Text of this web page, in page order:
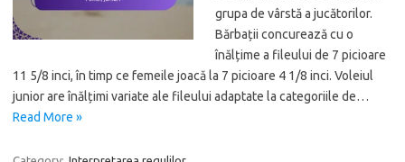
grupa de vârstă a jucătorilor.
Bărbații concurează cu o
înălțime a fileului de 7 picioare
11 5/8 inci, în timp ce femeile joacă la 7 picioare 4 1/8 inci. Voleiul
junior are înălțimi variate ale fileului adaptate la categoriile de…
Read More »